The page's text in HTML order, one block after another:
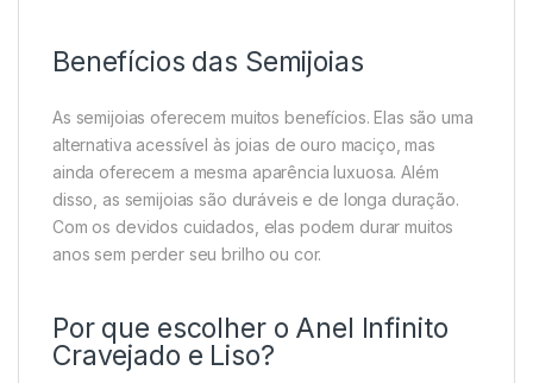
Benefícios das Semijoias
As semijoias oferecem muitos benefícios. Elas são uma
alternativa acessível às joias de ouro maciço, mas
ainda oferecem a mesma aparência luxuosa. Além
disso, as semijoias são duráveis e de longa duração.
Com os devidos cuidados, elas podem durar muitos
anos sem perder seu brilho ou cor.
Por que escolher o Anel Infinito
Cravejado e Liso?